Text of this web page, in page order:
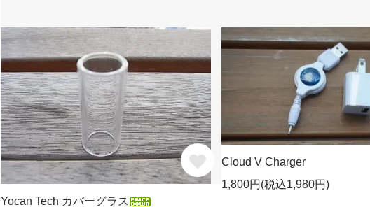
Yocan Tech カバーグラス
Cloud V Charger
1,800円(税込1,980円)